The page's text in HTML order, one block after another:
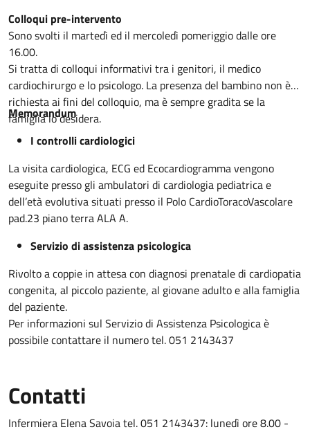
Colloqui pre-intervento
Sono svolti il martedì ed il mercoledì pomeriggio dalle ore
16.00.
Si tratta di colloqui informativi tra i genitori, il medico
cardiochirurgo e lo psicologo. La presenza del bambino non è
richiesta ai fini del colloquio, ma è sempre gradita se la
famiglia lo desidera.
Memorandum
I controlli cardiologici
La visita cardiologica, ECG ed Ecocardiogramma vengono
eseguite presso gli ambulatori di cardiologia pediatrica e
dell’età evolutiva situati presso il Polo CardioToracoVascolare
pad.23 piano terra ALA A.
Servizio di assistenza psicologica
Rivolto a coppie in attesa con diagnosi prenatale di cardiopatia
congenita, al piccolo paziente, al giovane adulto e alla famiglia
del paziente.
Per informazioni sul Servizio di Assistenza Psicologica è
possibile contattare il numero tel. 051 2143437
Contatti
Infermiera Elena Savoia tel. 051 2143437: lunedì ore 8.00 -